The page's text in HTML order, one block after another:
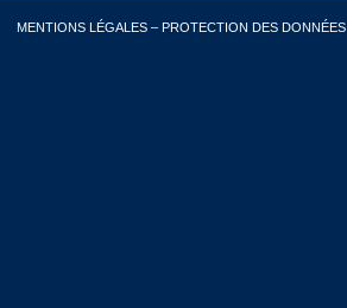
MENTIONS LÉGALES – PROTECTION DES DONNÉES